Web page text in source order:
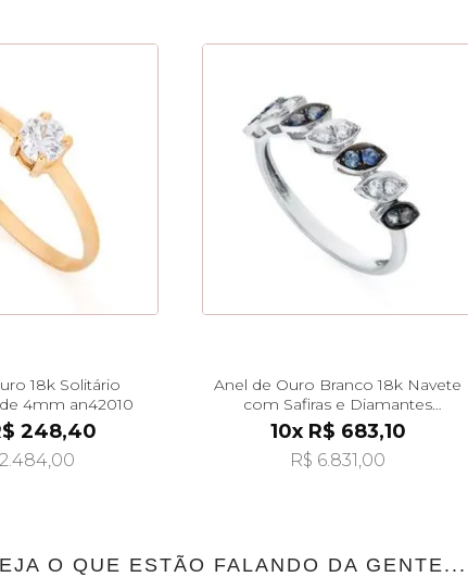
18k Solitário
4mm an42010
248,40
Anel de Ouro Branco 18k Navete
com Safiras e Diamantes
an30847
10x R$ 683,10
R$ 6.831,00
O QUE ESTÃO FALANDO DA GENTE...